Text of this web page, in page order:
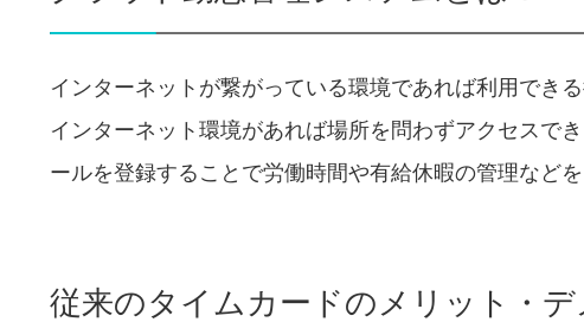
インターネットが繋がっている環境であれば利用でき
インターネット環境があれば場所を問わずアクセスで
ールを登録することで労働時間や有給休暇の管理など
従来のタイムカードのメリット・デ